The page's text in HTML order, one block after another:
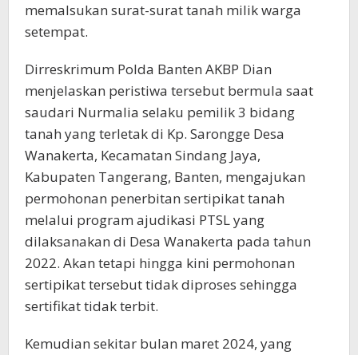
memalsukan surat-surat tanah milik warga
setempat.
Dirreskrimum Polda Banten AKBP Dian
menjelaskan peristiwa tersebut bermula saat
saudari Nurmalia selaku pemilik 3 bidang
tanah yang terletak di Kp. Sarongge Desa
Wanakerta, Kecamatan Sindang Jaya,
Kabupaten Tangerang, Banten, mengajukan
permohonan penerbitan sertipikat tanah
melalui program ajudikasi PTSL yang
dilaksanakan di Desa Wanakerta pada tahun
2022. Akan tetapi hingga kini permohonan
sertipikat tersebut tidak diproses sehingga
sertifikat tidak terbit.
Kemudian sekitar bulan maret 2024, yang